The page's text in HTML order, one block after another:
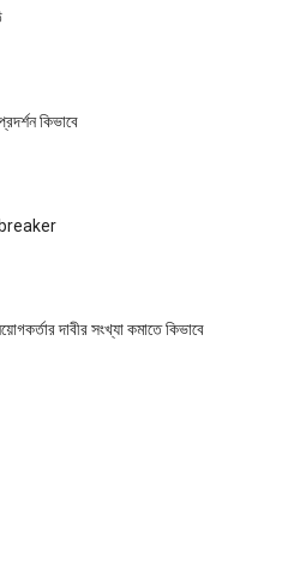
কিভাবে
দাবীর সংখ্যা কমাতে কিভাবে